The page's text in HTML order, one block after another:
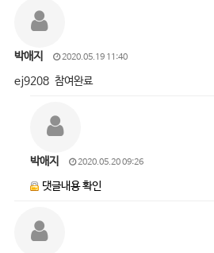
박애지 2020.05.19 11:40
ej9208 참여완료
박애지 2020.05.20 09:26
댓글내용 확인